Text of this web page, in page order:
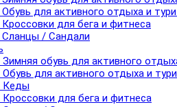
для активного отдыха и
для бега и фитнеса
/ Сандали
обувь для активного
для активного отдыха и
Кеды
для бега и фитнеса